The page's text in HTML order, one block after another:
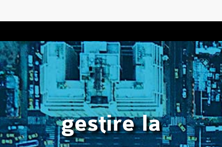
gestire la